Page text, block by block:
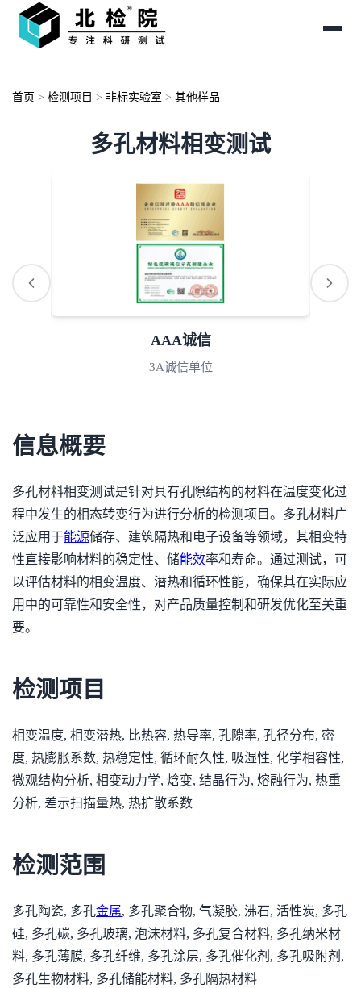
首页 > 检测项目 > 非标实验室 > 其他样品
多孔材料相变测试
AAA诚信
3A诚信单位
信息概要
多孔材料相变测试是针对具有孔隙结构的材料在温度变化过
程中发生的相态转变行为进行分析的检测项目。多孔材料广
泛应用于能源储存、建筑隔热和电子设备等领域，其相变特
性直接影响材料的稳定性、储能效率和寿命。通过测试，可
以评估材料的相变温度、潜热和循环性能，确保其在实际应
用中的可靠性和安全性，对产品质量控制和研发优化至关重
要。
检测项目
相变温度, 相变潜热, 比热容, 热导率, 孔隙率, 孔径分布, 密
度, 热膨胀系数, 热稳定性, 循环耐久性, 吸湿性, 化学相容性,
微观结构分析, 相变动力学, 焓变, 结晶行为, 熔融行为, 热重
分析, 差示扫描量热, 热扩散系数
检测范围
多孔陶瓷, 多孔金属, 多孔聚合物, 气凝胶, 沸石, 活性炭, 多孔
硅, 多孔碳, 多孔玻璃, 泡沫材料, 多孔复合材料, 多孔纳米材
料, 多孔薄膜, 多孔纤维, 多孔涂层, 多孔催化剂, 多孔吸附剂,
多孔生物材料, 多孔储能材料, 多孔隔热材料